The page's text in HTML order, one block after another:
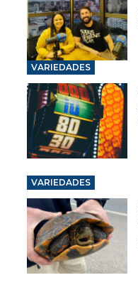
VARIEDADES
VARIEDADES